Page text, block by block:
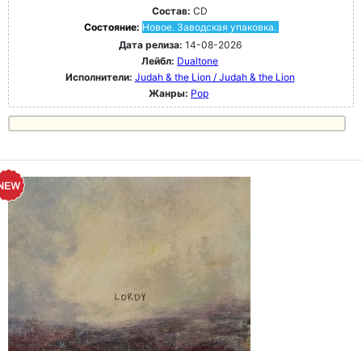
Состав: CD
Состояние: Новое. Заводская упаковка.
Дата релиза: 14-08-2026
Лейбл: Dualtone
Исполнители: Judah & the Lion / Judah & the Lion
Жанры: Pop